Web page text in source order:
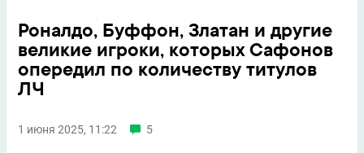
Роналдо, Буффон, Златан и другие
великие игроки, которых Сафонов
опередил по количеству титулов
ЛЧ
1 июня 2025, 11:22 5